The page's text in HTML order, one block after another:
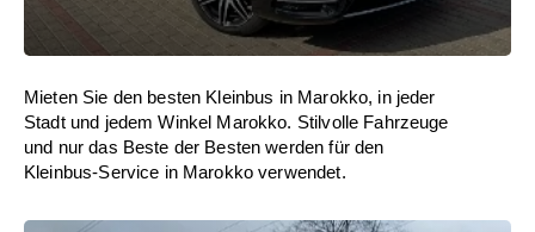
Mieten Sie den besten Kleinbus in Marokko, in jeder
Stadt und jedem Winkel Marokko. Stilvolle Fahrzeuge
und nur das Beste der Besten werden für den
Kleinbus-Service in Marokko verwendet.